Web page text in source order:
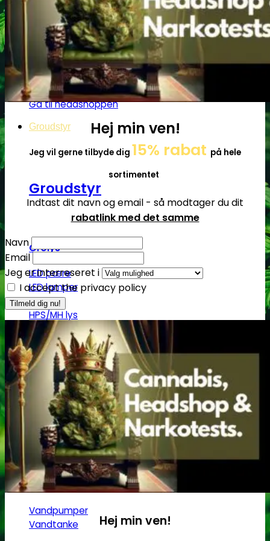
Få cannabis frø for hver
200DKK handlet i
headshoppen
Gå til headshoppen
Groudstyr
Groudstyr
Grolys
LED pære
LED lamper
CMH lys
HPS/MH lys
T5 lamper | Plantedyrkning
Grønt lys - Plante neutralt
Lampeophæng
Splittere til E27 pærer
Beskyttelsesbriller
Strømforsygning
CMH ballaster
Ballaster til HPS/MH
Vanding
Vandpumper
Vandtanke
Hej min ven!
Jeg vil gerne tilbyde dig 15% rabat på hele
sortimentet
Indtast dit navn og email - så modtager du dit
rabatlink med det samme
Navn
Email
Jeg er interreseret i
I accept the privacy policy
Hej min ven!